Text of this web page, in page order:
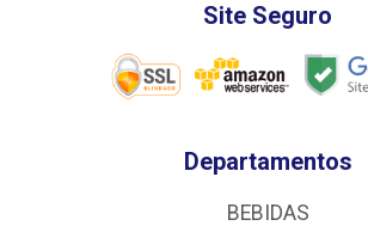
Site Seguro
Departamentos
BEBIDAS